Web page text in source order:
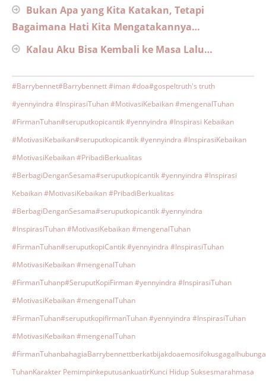
Bukan Apa yang Kita Katakan, Tetapi
Bagaimana Hati Kita Mengatakannya…
Kalau Aku Bisa Kembali ke Masa Lalu…
#Barrybennet#Barrybennett #iman #doa#gospeltruth's truth
#yennyindra #InspirasiTuhan #MotivasiKebaikan #mengenalTuhan
#FirmanTuhan#seruputkopicantik #yennyindra #Inspirasi Kebaikan
#MotivasiKebaikan#seruputkopicantik #yennyindra #InspirasiKebaikan
#MotivasiKebaikan #PribadiBerkualitas
#BerbagiDenganSesama#seruputkopicantik #yennyindra #Inspirasi
Kebaikan #MotivasiKebaikan #PribadiBerkualitas
#BerbagiDenganSesama#seruputkopicantik #yennyindra
#InspirasiTuhan #MotivasiKebaikan #mengenalTuhan
#FirmanTuhan#seruputkopiCantik #yennyindra #InspirasiTuhan
#MotivasiKebaikan #mengenalTuhan
#FirmanTuhanp#SeruputKopiFirman #yennyindra #InspirasiTuhan
#MotivasiKebaikan #mengenalTuhan
#FirmanTuhan#seruputkopifirmanTuhan #yennyindra #InspirasiTuhan
#MotivasiKebaikan #mengenalTuhan
#FirmanTuhanbahagiaBarrybennettberkatbijakdoaemosifokusgagal
TuhanKarakter PemimpinkeputusankuatirKunci Hidup Suksesmarahmasa